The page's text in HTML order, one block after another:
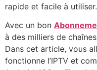
rapide et facile à utiliser.
Avec un bon
à des milliers de
Dans cet article, vous
fonctionne l’IPTV et